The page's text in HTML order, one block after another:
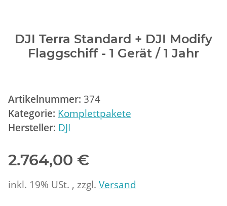
DJI Terra Standard + DJI Modify
Flaggschiff - 1 Gerät / 1 Jahr
Artikelnummer: 374
Kategorie: Komplettpakete
Hersteller: DJI
2.764,00 €
inkl. 19% USt. , zzgl. Versand